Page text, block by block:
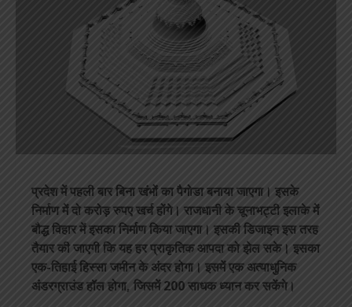
प्रदेश में पहली बार बिना खंभों का पैगोडा बनाया जाएगा। इसके
निर्माण में दो करोड़ रुपए खर्च होंगे। राजधानी के चूनाभट्टी इलाके में
बौद्ध विहार में इसका निर्माण किया जाएगा। इसकी डिजाइन इस तरह
तैयार की जाएगी कि यह हर प्राकृतिक आपदा को झेल सके। इसका
एक-तिहाई हिस्सा जमीन के अंदर होगा। इसमें एक अत्याधुनिक
अंडरग्राउंड हॉल होगा, जिसमें 200 साधक ध्यान कर सकेंगे।